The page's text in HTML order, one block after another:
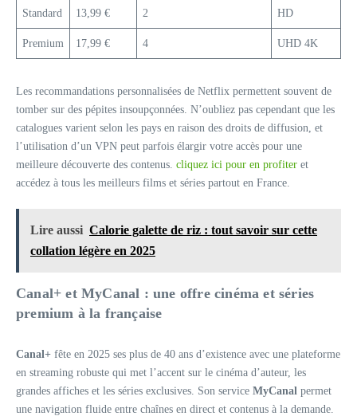
Standard 13,99 € 2 HD
Premium 17,99 € 4 UHD 4K
Les recommandations personnalisées de Netflix permettent souvent de
tomber sur des pépites insoupçonnées. N’oubliez pas cependant que les
catalogues varient selon les pays en raison des droits de diffusion, et
l’utilisation d’un VPN peut parfois élargir votre accès pour une
meilleure découverte des contenus. cliquez ici pour en profiter et
accédez à tous les meilleurs films et séries partout en France.
Lire aussi Calorie galette de riz : tout savoir sur cette
collation légère en 2025
Canal+ et MyCanal : une offre cinéma et séries
premium à la française
Canal+ fête en 2025 ses plus de 40 ans d’existence avec une plateforme
en streaming robuste qui met l’accent sur le cinéma d’auteur, les
grandes affiches et les séries exclusives. Son service MyCanal permet
une navigation fluide entre chaînes en direct et contenus à la demande.